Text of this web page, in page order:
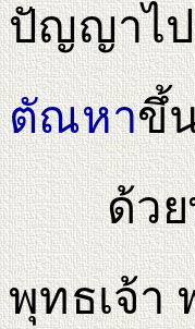
ปัญญาไป
ตัณหาขึ้
ด้วยพร
พุทธเจ้า